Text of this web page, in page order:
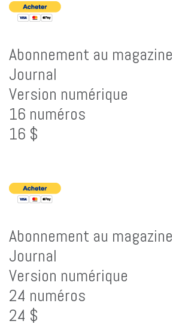
Abonnement au
Journal
Version numérique
16 numéros
16 $
Abonnement au
Journal
Version numérique
24 numéros
24 $